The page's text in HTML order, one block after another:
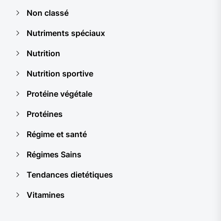
Non classé
Nutriments spéciaux
Nutrition
Nutrition sportive
Protéine végétale
Protéines
Régime et santé
Régimes Sains
Tendances dietétiques
Vitamines